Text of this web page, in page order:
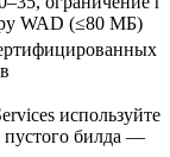
WAD (≤80 МБ)
используйте
пустого билда —